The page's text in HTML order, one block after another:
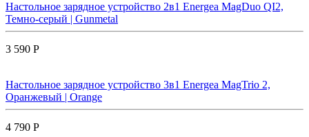
Настольное зарядное устройство 2в1 Energea MagDuo QI2,
Темно-серый | Gunmetal
3 590 Р
Настольное зарядное устройство 3в1 Energea MagTrio 2,
Оранжевый | Orange
4 790 Р